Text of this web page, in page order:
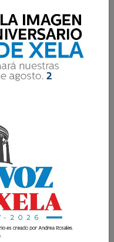
ESTADIOS
nacional se
espera sea una
Amistad', Guastatoya,
días en los que se
futbol nacional se